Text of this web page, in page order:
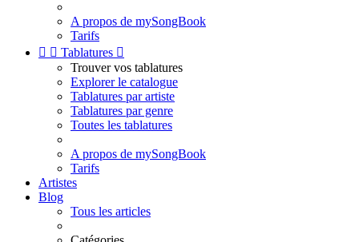
A propos de mySongBook
Tarifs
  Tablatures 
Trouver vos tablatures
Explorer le catalogue
Tablatures par artiste
Tablatures par genre
Toutes les tablatures
A propos de mySongBook
Tarifs
Artistes
Blog
Tous les articles